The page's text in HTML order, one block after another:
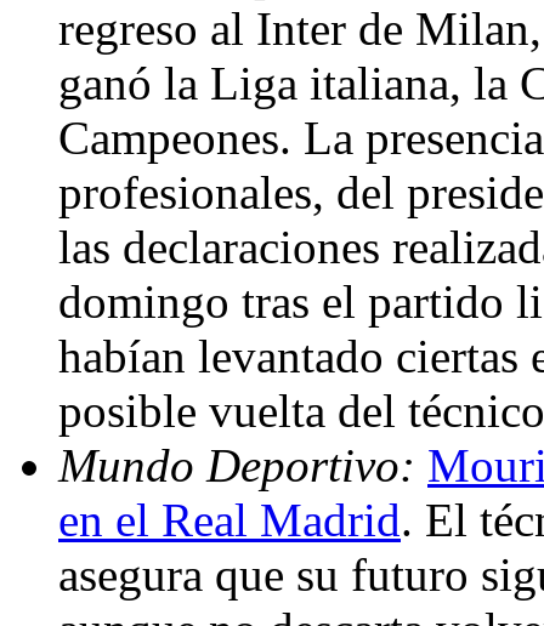
regreso al Inter de
ganó la Liga italiana, la
Campeones. La
profesionales, del
las declaraciones
domingo tras el partido
habían levantado ciertas
posible vuelta del
Mundo Deportivo:
en el Real Madrid. El
asegura que su futuro